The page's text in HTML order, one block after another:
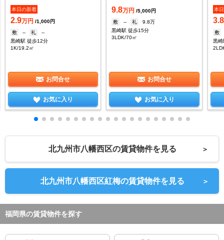
本日の新着
2.9万円 /1,000円
敷
-- 礼
--
黒崎駅 徒歩12分
1K/19.2㎡
お問合せ
お気に入り
9.8万円 /5,000円
敷
-- 礼
9.8万
黒崎駅 徒歩15分
3LDK/70㎡
お問合せ
お気に入り
本
3.8
敷
黒
北九州市八幡西区の賃貸物件を見る ＞
北九州市八幡西区紅梅の賃貸物件を見る ＞
福岡県の賃貸物件を探す